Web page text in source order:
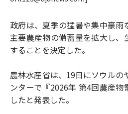
政府は、夏季の猛暑や集中豪雨
主要農産物の備蓄量を拡大し、
することを決定した。
農林水産省は、19日にソウルの
ンターで『2026年 第4回農産
したと発表した。